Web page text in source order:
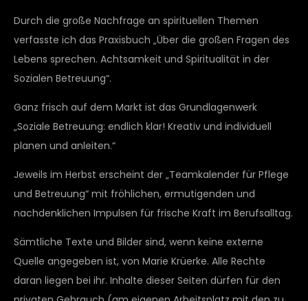
Durch die große Nachfrage an spirituellen Themen
verfasste ich das Praxisbuch „Über die großen Fragen des
Lebens sprechen. Achtsamkeit und Spiritualität in der
Sozialen Betreuung“.
Ganz frisch auf dem Markt ist das Grundlagenwerk
„Soziale Betreuung: endlich klar! Kreativ und individuell
planen und anleiten.“
Jeweils im Herbst erscheint der „Teamkalender für Pflege
und Betreuung“ mit fröhlichen, ermutigenden und
nachdenklichen Impulsen für frische Kraft im Berufsalltag.
Sämtliche Texte und Bilder sind, wenn keine externe
Quelle angegeben ist, von Marie Krüerke. Alle Rechte
daran liegen bei ihr. Inhalte dieser Seiten dürfen für den